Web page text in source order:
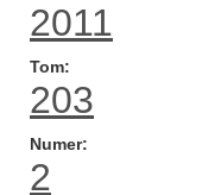
2011
Tom
203
Numer
2